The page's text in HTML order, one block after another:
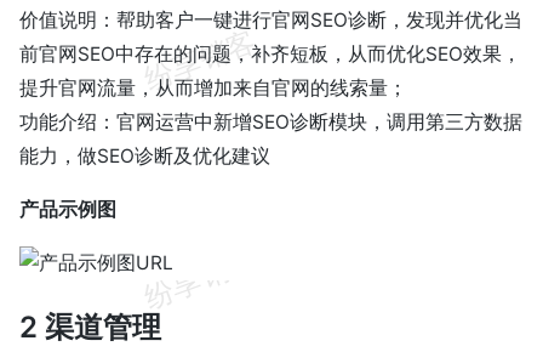
价值说明：帮助客户一键进行官网SEO诊断，发现并优化当
前官网SEO中存在的问题，补齐短板，从而优化SEO效果，
提升官网流量，从而增加来自官网的线索量；
功能介绍：官网运营中新增SEO诊断模块，调用第三方数据
能力，做SEO诊断及优化建议
产品示例图
2 渠道管理